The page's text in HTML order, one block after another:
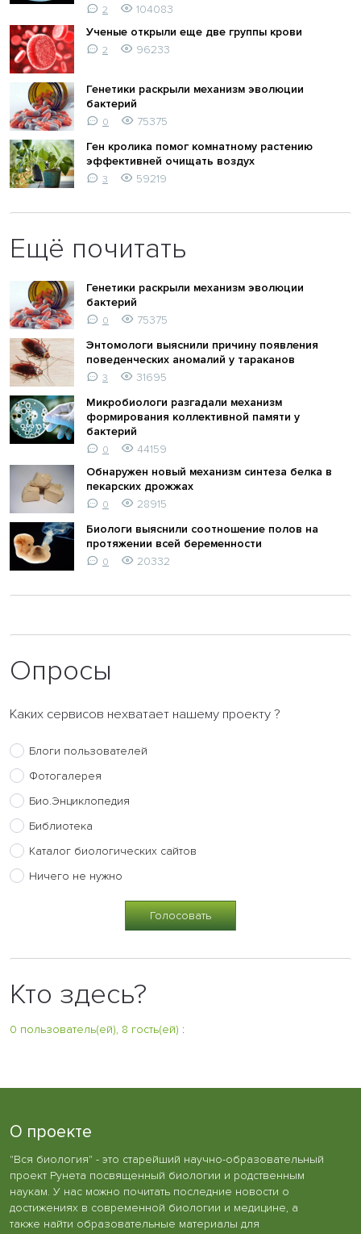
2
104083
Ученые открыли еще две группы крови
2 96233
Генетики раскрыли механизм эволюции
бактерий
0
75375
Ген кролика помог комнатному растению
эффективней очищать воздух
3 59219
Ещё почитать
Генетики раскрыли механизм эволюции
бактерий
0
75375
Энтомологи выяснили причину появления
поведенческих аномалий у тараканов
3
31695
Микробиологи разгадали механизм
формирования коллективной памяти у
бактерий
0
44159
Обнаружен новый механизм синтеза белка в
пекарских дрожжах
0
28915
Биологи выяснили соотношение полов на
протяжении всей беременности
0 20332
Опросы
Каких сервисов нехватает нашему проекту ?
Блоги пользователей
Фотогалерея
Био.Энциклопедия
Библиотека
Каталог биологических сайтов
Ничего не нужно
Кто здесь?
0 пользователь(ей), 8 гость(ей) :
О проекте
"Вся биология" - это старейший научно-образовательный
проект Рунета посвященный биологии и родственным
наукам. У нас можно почитать последние новости о
достижениях в современной биологии и медицине, а
также найти образовательные материалы для